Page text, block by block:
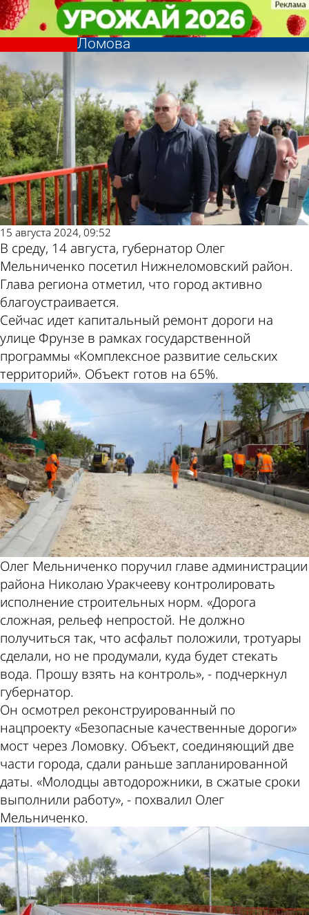
Губернатор проверил ход работ
по благоустройству Нижнего
Ломова
Общество
15 августа 2024, 09:52
В среду, 14 августа, губернатор Олег
Мельниченко посетил Нижнеломовский район.
Глава региона отметил, что город активно
благоустраивается.
Сейчас идет капитальный ремонт дороги на
улице Фрунзе в рамках государственной
программы «Комплексное развитие сельских
территорий». Объект готов на 65%.
Олег Мельниченко поручил главе администрации
района Николаю Уракчееву контролировать
исполнение строительных норм. «Дорога
сложная, рельеф непростой. Не должно
получиться так, что асфальт положили, тротуары
сделали, но не продумали, куда будет стекать
вода. Прошу взять на контроль», - подчеркнул
губернатор.
Он осмотрел реконструированный по
нацпроекту «Безопасные качественные дороги»
мост через Ломовку. Объект, соединяющий две
части города, сдали раньше запланированной
даты. «Молодцы автодорожники, в сжатые сроки
выполнили работу», - похвалил Олег
Мельниченко.
Губернатор проверил ход работ
по благоустройству Нижнего
Ломова
Общество
Другие
новости по
теме
Погода и
курсы валют
в Пензе